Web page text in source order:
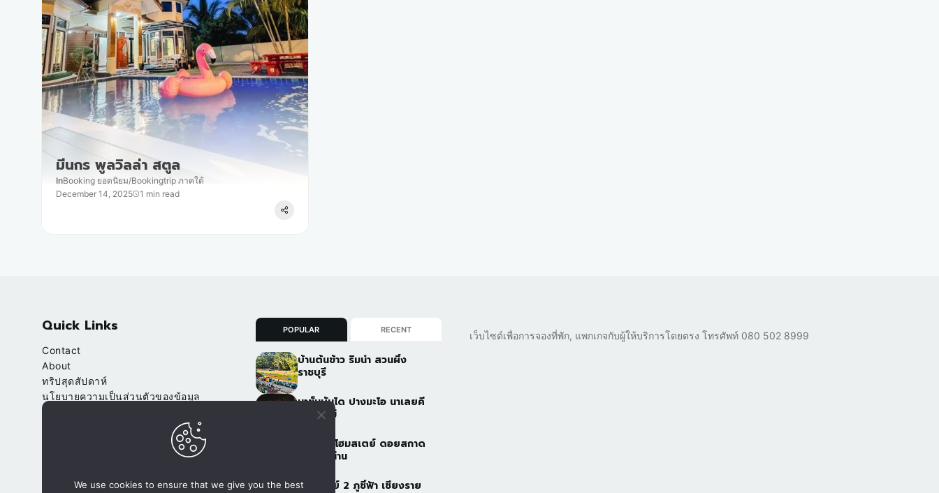
มีนกร พูลวิลล่า สตูล
InBooking ยอดนิยม/Bookingtrip ภาคใต้
December 14, 2025
1 min read
Quick Links
Contact
About
ทริปสุดสัปดาห์
นโยบายความเป็นส่วนตัวของข้อมูล
จองที่พัก.com
POPULAR RECENT
บ้านต้นข้าว ริมน้ำ สวนผึ้ง
ราชบุรี
นาขั้นบันได ปางมะโอ นาเลยคี
เชียงใหม่
จาวดอยโฮมสเตย์ ดอยสกาด
อ.ปัว จ.น่าน
ภูฟ้าอารีย์ 2 ภูชี้ฟ้า เชียงราย
เว็บไซต์เพื่อการจองที่พัก, แพกเกจกับผู้ให้บริการโดยตรง โทรศัพท์ 080 502 8999
We use cookies to ensure that we give you the best